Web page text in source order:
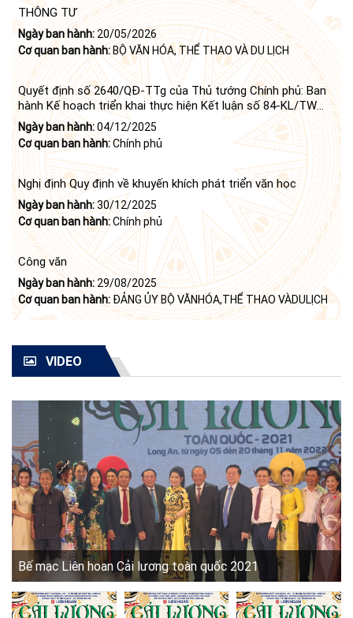
THÔNG TƯ
Ngày ban hành: 20/05/2026
Cơ quan ban hành:BỘ VĂN HÓA, THỂ THAO VÀ DU LỊCH
Quyết định số 2640/QĐ-TTg của Thủ tướng Chính phủ: Ban
hành Kế hoạch triển khai thực hiện Kết luận số 84-KL/TW
ngày 21 tháng 6 năm 2024 của Bộ Chính trị tiếp tục thực
hiện Nghị quyết số 23-NQ/TW ngày 16 tháng 6 năm 2008
của Bộ Chính trị (khóa X) về "tiếp tục xây dựng và phát triển
văn học, nghệ thuật trong thời kỳ mới"
Ngày ban hành:04/12/2025
Cơ quan ban hành:Chính phủ
Nghị định Quy định về khuyến khích phát triển văn học
Ngày ban hành:30/12/2025
Cơ quan ban hành:Chính phủ
Công văn
Ngày ban hành: 29/08/2025
Cơ quan ban hành: ĐẢNG ỦY BỘ VĂNHÓA,THỂ THAO VÀDULỊCH
VIDEO
Bế mạc Liên hoan Cải lương toàn quốc 2021